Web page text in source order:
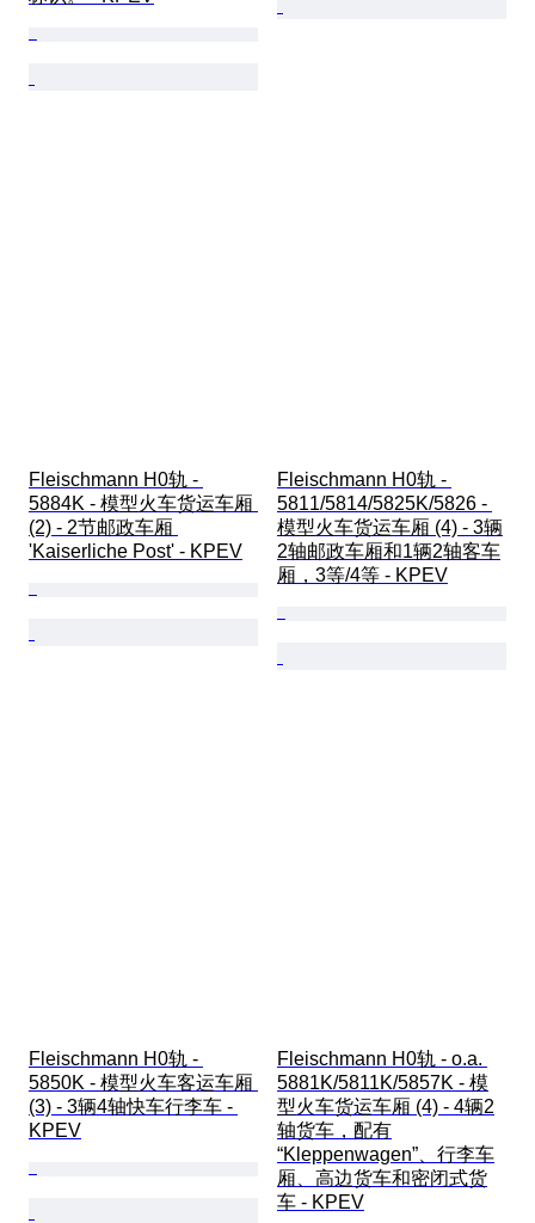
Fleischmann H0轨 -
5884K - 模型火车货运车厢
(2) - 2节邮政车厢
'Kaiserliche Post' - KPEV
Fleischmann H0轨 -
5811/5814/5825K/5826 -
模型火车货运车厢 (4) - 3辆
2轴邮政车厢和1辆2轴客车
厢，3等/4等 - KPEV
Fleischmann H0轨 -
5850K - 模型火车客运车厢
(3) - 3辆4轴快车行李车 -
KPEV
Fleischmann H0轨 - o.a.
5881K/5811K/5857K - 模
型火车货运车厢 (4) - 4辆2
轴货车，配有
“Kleppenwagen”、行李车
厢、高边货车和密闭式货
车 - KPEV